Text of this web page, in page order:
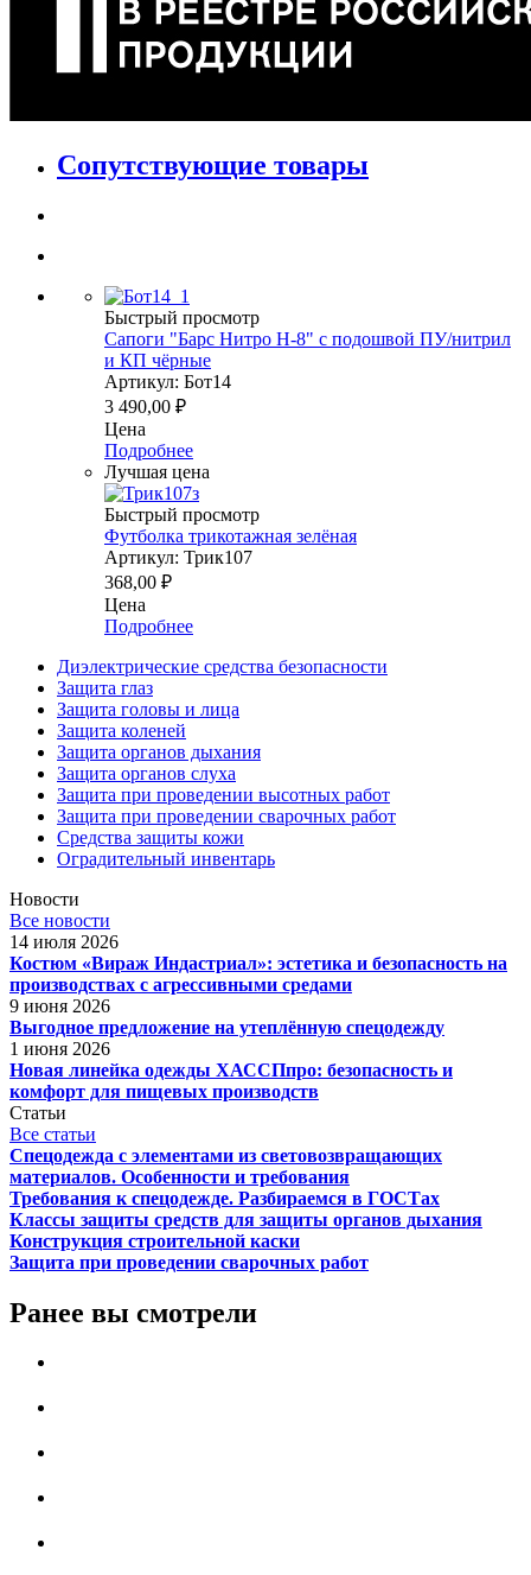
Сопутствующие товары
Быстрый просмотр
Сапоги "Барс Нитро Н-8" с подошвой ПУ/нитрил
и КП чёрные
Артикул: Бот14
3 490,00 ₽
Цена
Подробнее
Лучшая цена
Быстрый просмотр
Футболка трикотажная зелёная
Артикул: Трик107
368,00 ₽
Цена
Подробнее
Диэлектрические средства безопасности
Защита глаз
Защита головы и лица
Защита коленей
Защита органов дыхания
Защита органов слуха
Защита при проведении высотных работ
Защита при проведении сварочных работ
Средства защиты кожи
Оградительный инвентарь
Новости
Все новости
14 июля 2026
Костюм «Вираж Индастриал»: эстетика и безопасность на
производствах с агрессивными средами
9 июня 2026
Выгодное предложение на утеплённую спецодежду
1 июня 2026
Новая линейка одежды ХАССПпро: безопасность и
комфорт для пищевых производств
Статьи
Все статьи
Спецодежда с элементами из световозвращающих
материалов. Особенности и требования
Требования к спецодежде. Разбираемся в ГОСТах
Классы защиты средств для защиты органов дыхания
Конструкция строительной каски
Защита при проведении сварочных работ
Ранее вы смотрели